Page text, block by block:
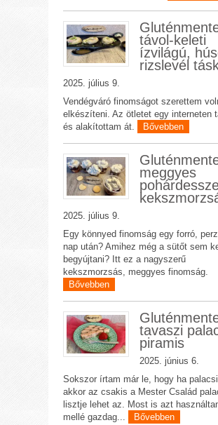
távol-keleti
ízvilágú,
rizslevél
2025. július 9.
Vendégváró finomságot szerettem
elkészíteni. Az ötletet egy interneten
és alakítottam át.
Bővebben
meggyes
2025. július 9.
Egy könnyed finomság egy forró,
nap után? Amihez még a sütőt sem
begyújtani? Itt ez a nagyszerű
kekszmorzsás, meggyes finomság.
Bővebben
tavaszi
piramis
2025. június 6.
Sokszor írtam már le, hogy ha
akkor az csakis a Mester Család
lisztje lehet az. Most is azt
mellé gazdag...
Bővebben